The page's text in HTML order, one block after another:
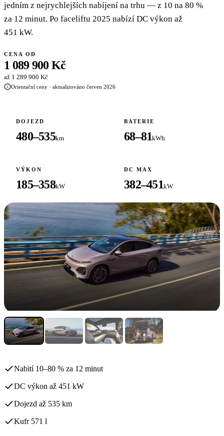
jedním z nejrychlejších nabíjení na trhu — z 10 na 80 %
za 12 minut. Po faceliftu 2025 nabízí DC výkon až
451 kW.
CENA OD
1 089 900 Kč
až 1 289 900 Kč
Orientační ceny · aktualizováno červen 2026
DOJEZD
480–535km
BATERIE
68–81kWh
VÝKON
185–358kW
DC MAX
382–451kW
Nabití 10–80 % za 12 minut
DC výkon až 451 kW
Dojezd až 535 km
Kufr 571 l